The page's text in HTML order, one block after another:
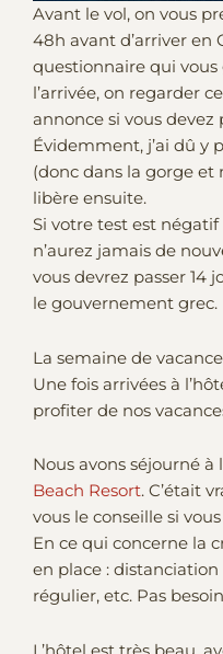
Avant le vol, on vous
48h avant d’arriver en
questionnaire qui vous
l’arrivée, on regarder
annonce si vous devez
Évidemment, j’ai dû y
(donc dans la gorge et
libère ensuite.
Si votre test est
n’aurez jamais de
vous devrez passer 14
le gouvernement grec.
La semaine de
Une fois arrivées à
profiter de nos
Nous avons séjourné à
Beach Resort. C’était
vous le conseille si
En ce qui concerne la
en place :
régulier, etc. Pas